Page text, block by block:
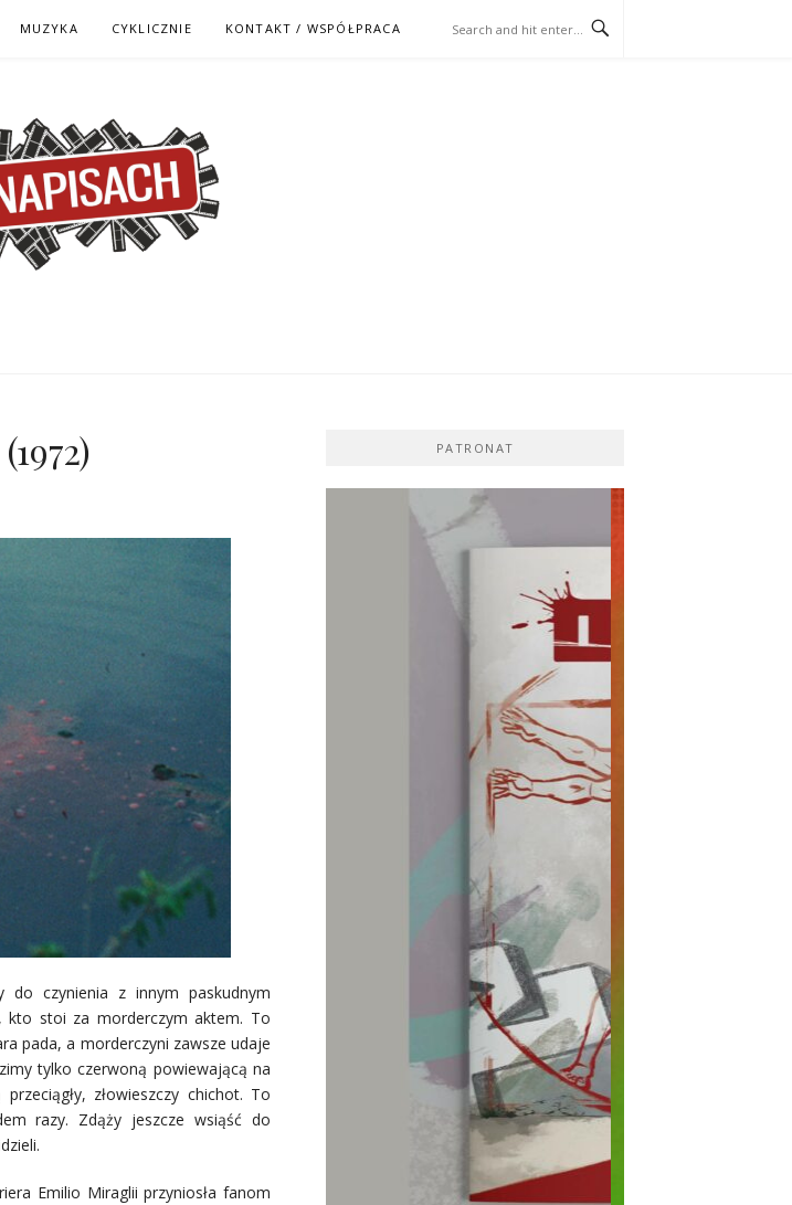
MUZYKA CYKLICZNIE KONTAKT / WSPÓŁPRACA
czynienia z innym paskudnym
kto stoi za morderczym aktem. To
pada, a morderczyni zawsze udaje
tylko czerwoną powiewającą na
złowieszczy chichot. To
razy. Zdąży jeszcze wsiąść do
Emilio Miraglii przyniosła fanom
PATRONAT